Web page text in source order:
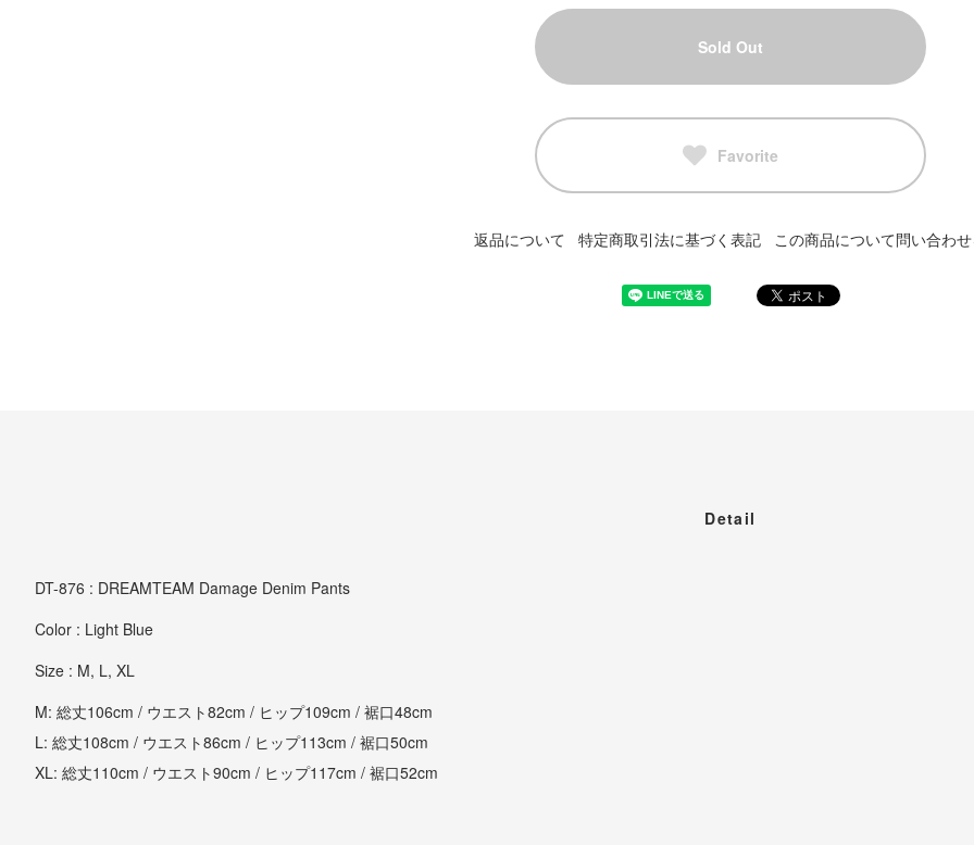
Sold Out
Favorite
返品について 特定商取引法に基づく表記 この商品について問い合わ
Detail
DT-876 : DREAMTEAM Damage Denim Pants
Color : Light Blue
Size : M, L, XL
M: 総丈106cm / ウエスト82cm / ヒップ109cm / 裾口48cm
L: 総丈108cm / ウエスト86cm / ヒップ113cm / 裾口50cm
XL: 総丈110cm / ウエスト90cm / ヒップ117cm / 裾口52cm